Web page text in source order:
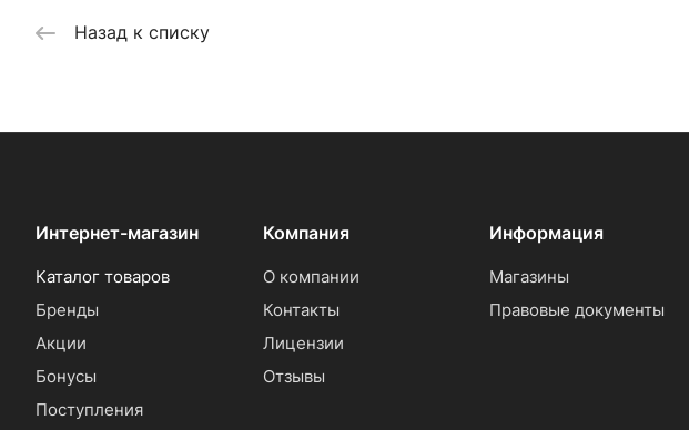
Назад к списку
Интернет-магазин
Каталог товаров
Бренды
Акции
Бонусы
Поступления
Компания
О компании
Контакты
Лицензии
Отзывы
Информация
Магазины
Правовые документы